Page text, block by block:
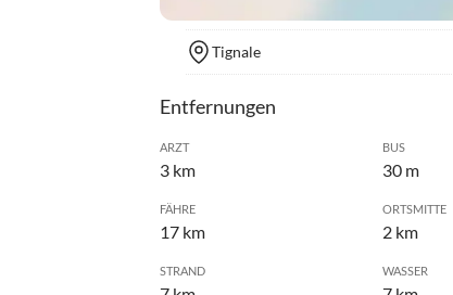
Tignale
Entfernungen
ARZT
3 km
BUS
30 m
FÄHRE
17 km
ORTSMITTE
2 km
STRAND WASSER